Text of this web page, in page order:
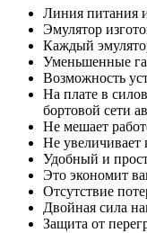
Линия питания
Эмулятор
Каждый
Уменьшенные
Возможность
На плате в
бортовой сети
Не мешает
Не увеличивает
Удобный и
Это экономит
Отсутствие
Двойная сила
Защита от